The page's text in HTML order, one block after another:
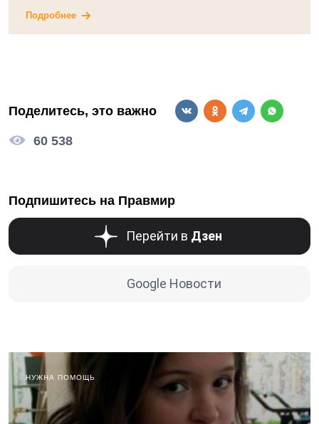
Подробнее
Поделитесь, это важно
60 538
Подпишитесь на Правмир
Перейти в Дзен
Google Новости
НУЖНА ПОМОЩЬ